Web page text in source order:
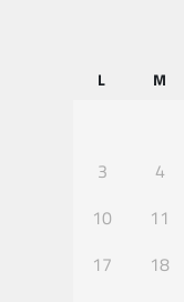
L M
3
4
10
11
17
18